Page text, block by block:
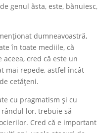
genul ăsta, este, bănuiesc,
dumneavoastră,
în toate mediile, că
cred că este un
mai repede, astfel încât
cetățeni.
cu pragmatism și cu
lor, trebuie să
Cred că e important